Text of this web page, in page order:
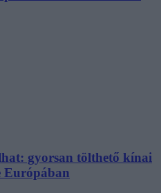
gyorsan tölthető kínai
Európában